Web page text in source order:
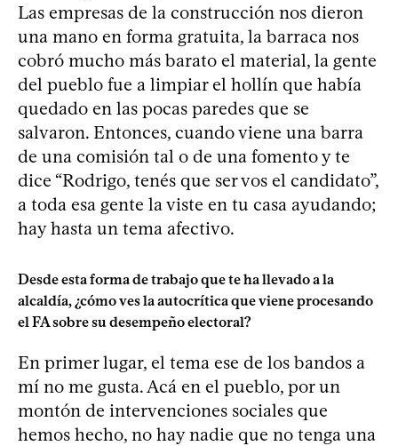
Las empresas de la construcción nos dieron
una mano en forma gratuita, la barraca nos
cobró mucho más barato el material, la gente
del pueblo fue a limpiar el hollín que había
quedado en las pocas paredes que se
salvaron. Entonces, cuando viene una barra
de una comisión tal o de una fomento y te
dice “Rodrigo, tenés que ser vos el candidato”,
a toda esa gente la viste en tu casa ayudando;
hay hasta un tema afectivo.
Desde esta forma de trabajo que te ha llevado a la
alcaldía, ¿cómo ves la autocrítica que viene procesando
el FA sobre su desempeño electoral?
En primer lugar, el tema ese de los bandos a
mí no me gusta. Acá en el pueblo, por un
montón de intervenciones sociales que
hemos hecho, no hay nadie que no tenga una